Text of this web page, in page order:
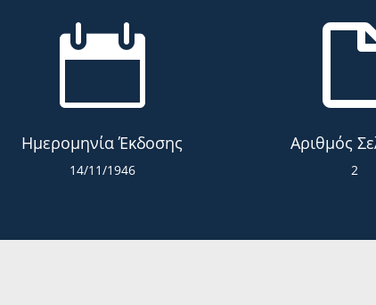

Ημερομηνία Έκδοσης
14/11/1946
Αριθμός
2